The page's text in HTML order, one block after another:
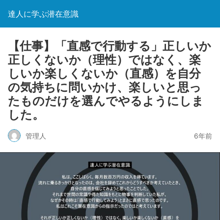
達人に学ぶ潜在意識
【仕事】「直感で行動する」正しいか
正しくないか（理性）ではなく、楽
しいか楽しくないか（直感）を自分
の気持ちに問いかけ、楽しいと思っ
たものだけを選んでやるようにしま
した。
管理人 6年前